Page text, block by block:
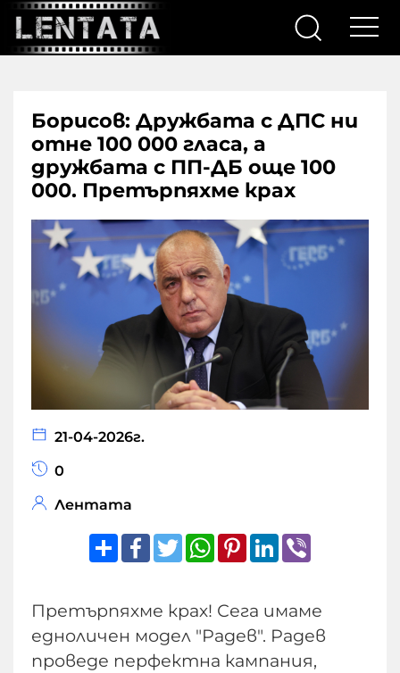
Борисов: Дружбата с ДПС ни
отне 100 000 гласа, а
дружбата с ПП-ДБ още 100
000. Претърпяхме крах
21-04-2026г.
0
Лентата
ShareFacebook
TwitterWhatsApp
Pinterest
LinkedIn
Претърпяхме крах! Сега имаме
едноличен модел "Радев". Радев
проведе перфектна кампания,